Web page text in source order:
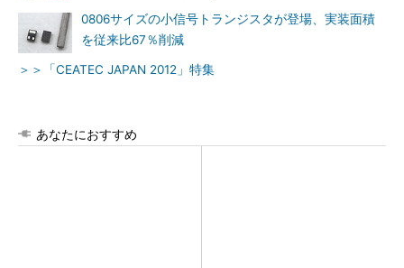
0806サイズの小信号トランジスタが登場、実装面積
を従来比67％削減
＞＞「CEATEC JAPAN 2012」特集
あなたにおすすめ